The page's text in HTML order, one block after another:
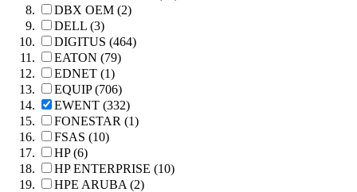
DBX OEM (2)
DELL (3)
DIGITUS (464)
EATON (79)
EDNET (1)
EQUIP (706)
EWENT (332)
FONESTAR (1)
FSAS (10)
HP (6)
HP ENTERPRISE (10)
HPE ARUBA (2)